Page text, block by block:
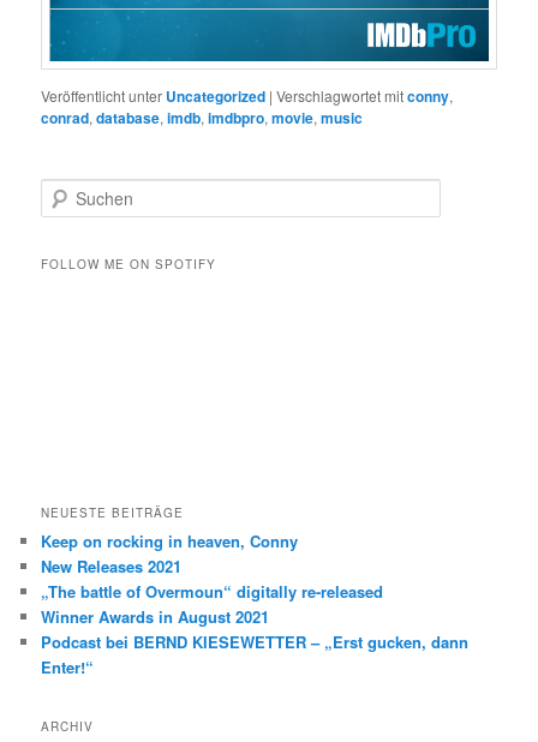
Veröffentlicht unter Uncategorized |Verschlagwortet mitconny,
conrad,database,imdb,imdbpro,movie,music
u
h
FOLLOW ME ON SPOTIFY
NEUESTE BEITRÄGE
Keep on rocking in heaven, Conny
New Releases 2021
„The battle of Overmoun“ digitally re-released
Winner Awards in August 2021
Podcast bei BERND KIESEWETTER – „Erst gucken, dann
Enter!“
ARCHIV